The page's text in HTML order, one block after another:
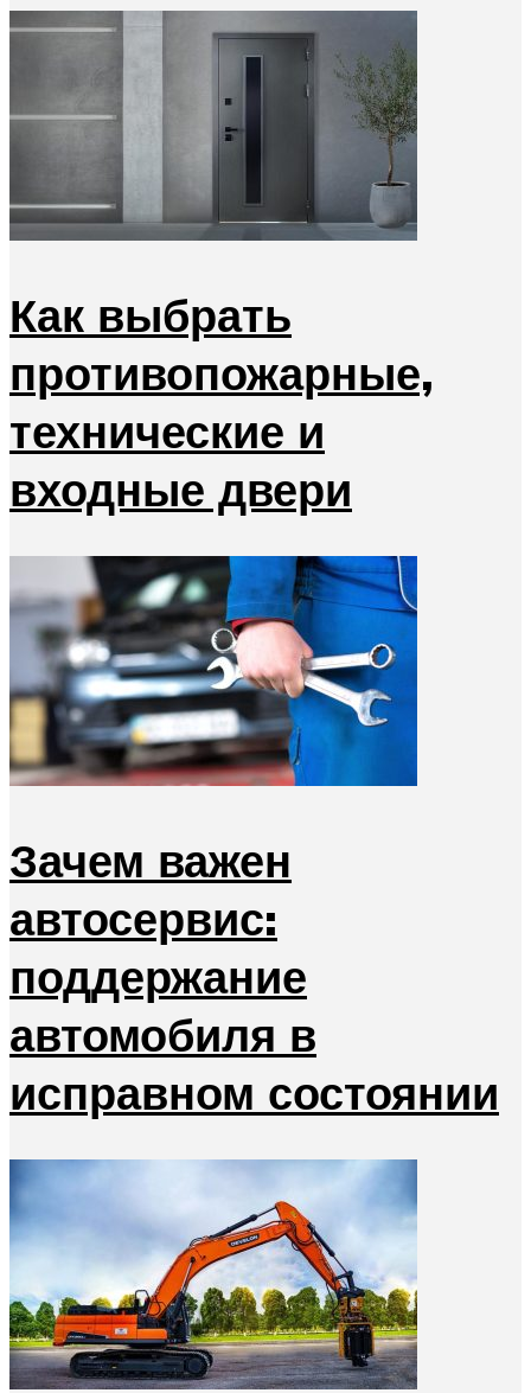
Как выбрать
противопожарные,
технические и
входные двери
Зачем важен
автосервис:
поддержание
автомобиля в
исправном состоянии